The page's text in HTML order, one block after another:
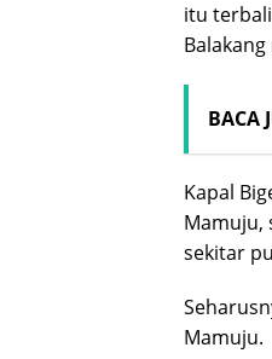
itu
BACA
Kapal
Mamuju,
sekitar
Mamuju.